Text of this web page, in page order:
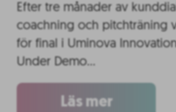
Efter tre månader av
coachning och pitchträning
för final i Uminova
Under Demo…
Läs mer